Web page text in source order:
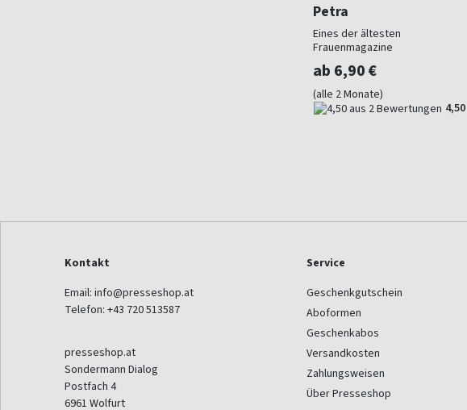
Petra
Eines der ältesten
Frauenmagazine
ab 6,90 €
(alle 2 Monate)
4,50
Kontakt
Email: info@presseshop.at
Telefon: +43 720 513587
presseshop.at
Sondermann Dialog
Postfach 4
6961 Wolfurt
Service
Geschenkgutschein
Aboformen
Geschenkabos
Versandkosten
Zahlungsweisen
Über Presseshop